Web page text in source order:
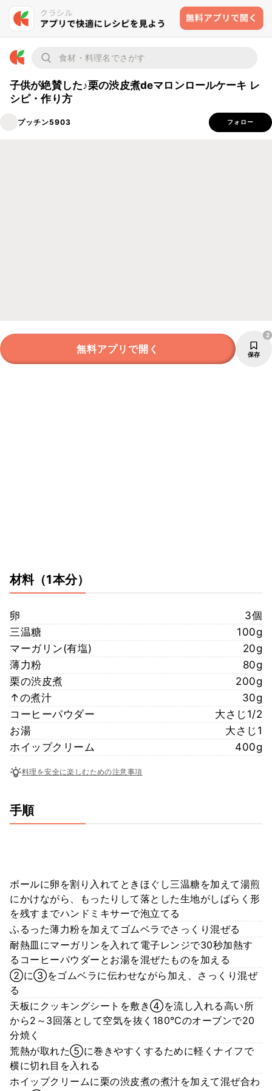
子供が絶賛した♪栗の渋皮煮deマロンロールケーキ レ
シピ・作り方
プッチン5903 フォロー
無料アプリで開く 保存
2
材料（1本分）
卵
3個
三温糖
100g
マーガリン(有塩)
20g
薄力粉
80g
栗の渋皮煮
200g
↑の煮汁
30g
コーヒーパウダー
大さじ1/2
お湯
大さじ1
ホイップクリーム
400g
料理を安全に楽しむための注意事項
手順
ボールに卵を割り入れてときほぐし三温糖を加えて湯煎
にかけながら、もったりして落とした生地がしばらく形
を残すまでハンドミキサーで泡立てる
ふるった薄力粉を加えてゴムベラでさっくり混ぜる
耐熱皿にマーガリンを入れて電子レンジで30秒加熱す
るコーヒーパウダーとお湯を混ぜたものを加える
②に③をゴムベラに伝わせながら加え、さっくり混ぜ
る
天板にクッキングシートを敷き④を流し入れる高い所
から2～3回落として空気を抜く180℃のオーブンで20
分焼く
荒熱が取れた⑤に巻きやすくするために軽くナイフで
横に切れ目を入れる
ホイップクリームに栗の渋皮煮の煮汁を加えて混ぜ合わ